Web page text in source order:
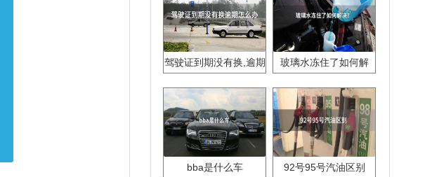
驾驶证到期没有换,逾期
玻璃水冻住了如何解
bba是什么车 92号95号汽油区别